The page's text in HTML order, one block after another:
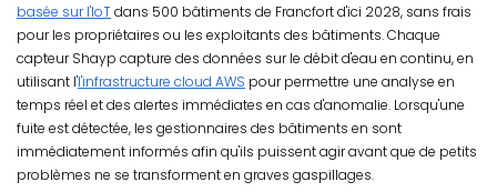
basée sur l'IoTdans 500 bâtiments de Francfort d'ici 2028, sans frais
pour les propriétaires ou les exploitants des bâtiments. Chaque
capteur Shayp capture des données sur le débit d'eau en continu, en
utilisant l'l'infrastructure cloud AWS pour permettre une analyse en
temps réel et des alertes immédiates en cas d'anomalie. Lorsqu'une
fuite est détectée, les gestionnaires des bâtiments en sont
immédiatement informés afin qu'ils puissent agir avant que de petits
problèmes ne se transforment en graves gaspillages.